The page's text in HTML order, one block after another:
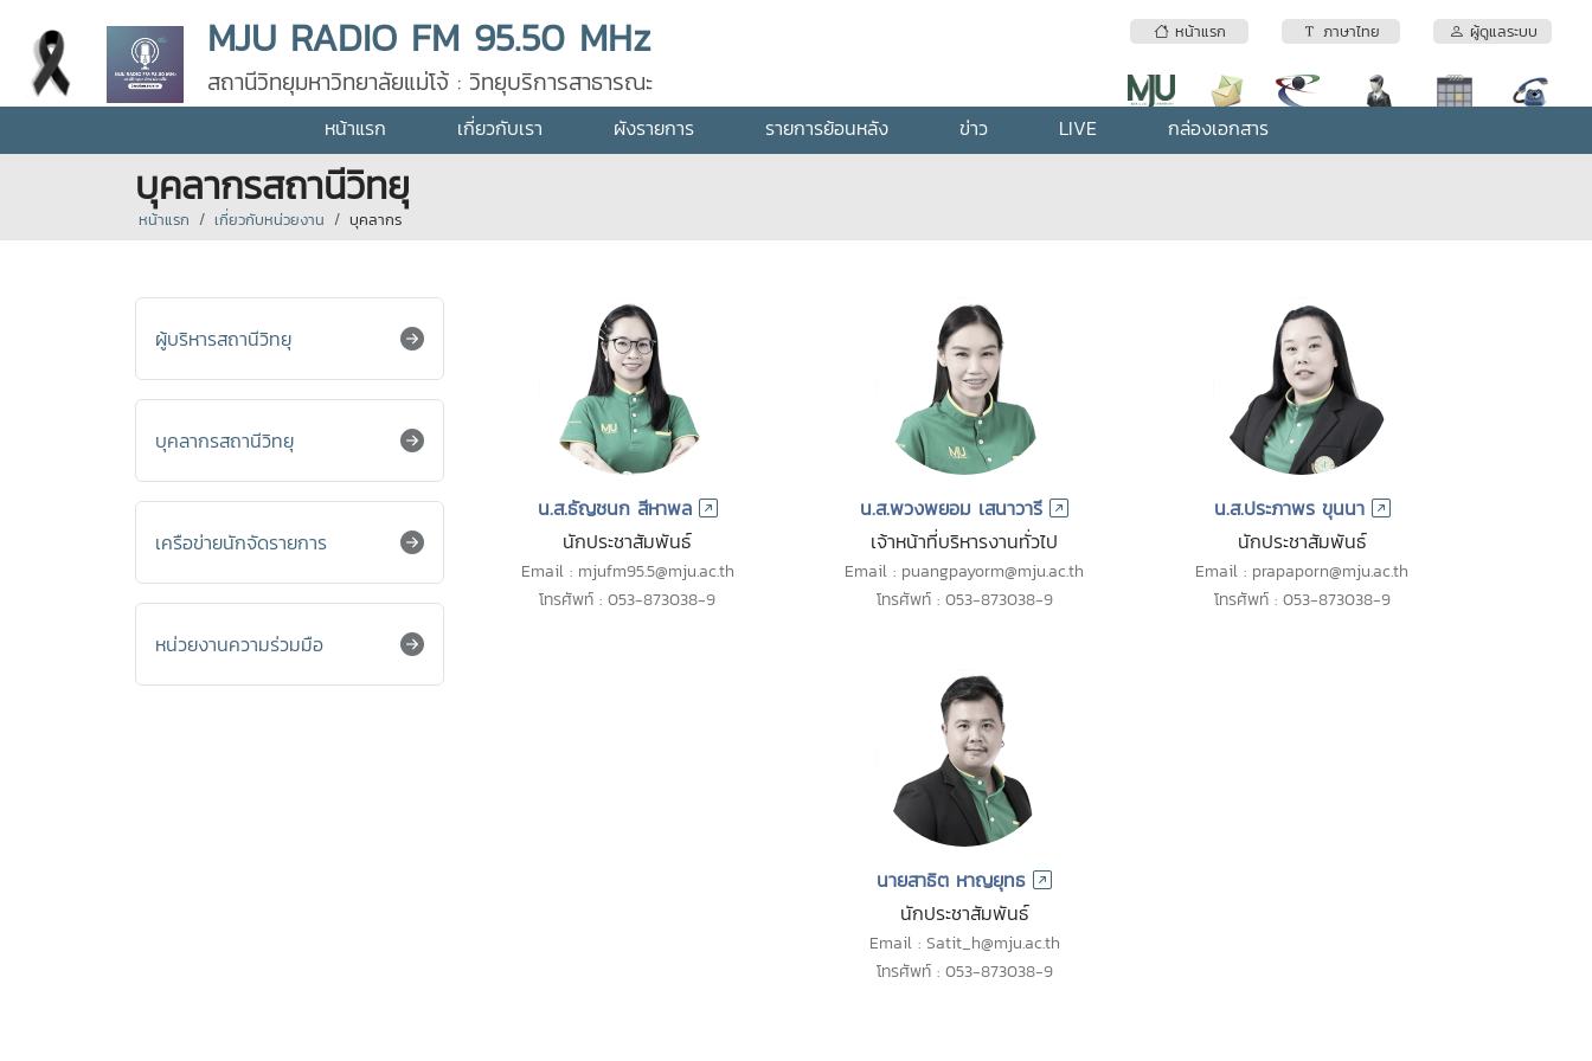
หน้าแรก ภาษาไทย ผู้ดูแลระบบ
MJU RADIO FM 95.50 MHz
สถานีวิทยุมหาวิทยาลัยแม่โจ้ : วิทยุบริการสาธารณะ
หน้าแรก เกี่ยวกับเรา ผังรายการ รายการย้อนหลัง ข่าว LIVE กล่องเอกสาร
บุคลากรสถานีวิทยุ
หน้าแรก เกี่ยวกับหน่วยงาน บุคลากร
ผู้บริหารสถานีวิทยุ
บุคลากรสถานีวิทยุ
เครือข่ายนักจัดรายการ
หน่วยงานความร่วมมือ
น.ส.ธัญชนก สีหาพล
นักประชาสัมพันธ์
Email : mjufm95.5@mju.ac.th
โทรศัพท์ : 053-873038-9
น.ส.พวงพยอม เสนาวารี
เจ้าหน้าที่บริหารงานทั่วไป
Email : puangpayorm@mju.ac.th
โทรศัพท์ : 053-873038-9
น.ส.ประภาพร ขุนนา
นักประชาสัมพันธ์
Email : prapaporn@mju.ac.th
โทรศัพท์ : 053-873038-9
นายสาธิต หาญยุทธ
นักประชาสัมพันธ์
Email : Satit_h@mju.ac.th
โทรศัพท์ : 053-873038-9